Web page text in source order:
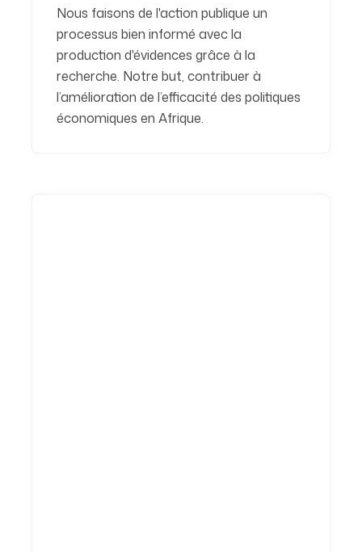
Nous faisons de l'action publique un
processus bien informé avec la
production d'évidences grâce à la
recherche. Notre but, contribuer à
l’amélioration de l’efficacité des politiques
économiques en Afrique.